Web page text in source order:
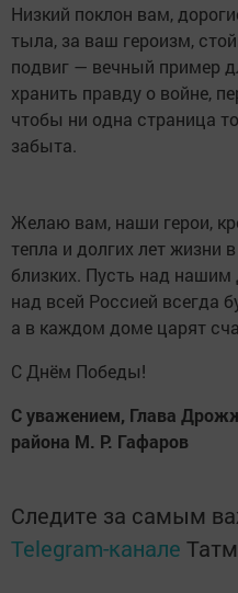
Низкий поклон вам,
тыла, за ваш героизм,
подвиг — вечный пример
хранить правду о войне,
чтобы ни одна страница
забыта.
Желаю вам, наши герои,
тепла и долгих лет жизни
близких. Пусть над
над всей Россией всегда
а в каждом доме царят
С Днём Победы!
С уважением, Глава
района М. Р. Гафаров
Следите за самым
Telegram-канале